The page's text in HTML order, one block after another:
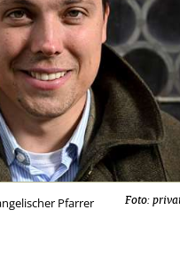
Pfarrer Foto: